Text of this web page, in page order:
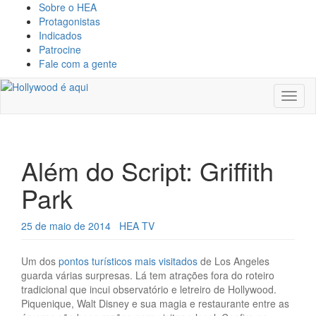
Sobre o HEA
Protagonistas
Indicados
Patrocine
Fale com a gente
Além do Script: Griffith
Park
25 de maio de 2014 HEA TV
Um dos pontos turísticos mais visitados de Los Angeles
guarda várias surpresas. Lá tem atrações fora do roteiro
tradicional que incui observatório e letreiro de Hollywood.
Piquenique, Walt Disney e sua magia e restaurante entre as